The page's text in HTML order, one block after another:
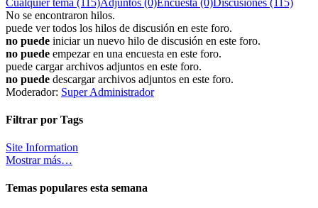
No se encontraron hilos.
puede ver todos los hilos de discusión en este foro.
no puede iniciar un nuevo hilo de discusión en este foro.
no puede empezar en una encuesta en este foro.
puede cargar archivos adjuntos en este foro.
no puede descargar archivos adjuntos en este foro.
Moderador: Super Administrador
Filtrar por Tags
Site Information
Mostrar más…
Temas populares esta semana